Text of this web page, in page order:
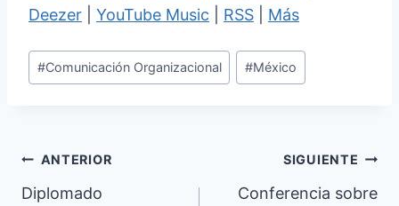
Deezer
YouTube Music RSS Más
Etiquetas
de
#Comunicación Organizacional #México
Navegación
de
ANTERIOR
Diplomado
SIGUIENTE
Conferencia sobre